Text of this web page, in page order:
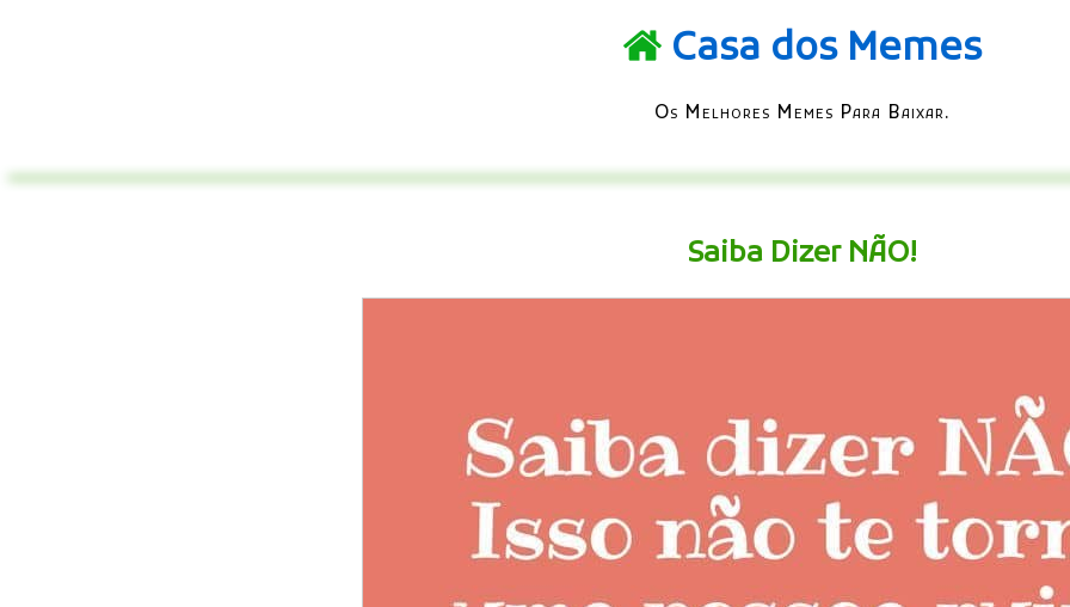
Casa dos Memes
Os Melhores Memes Para Baixar.
Saiba Dizer NÃO!